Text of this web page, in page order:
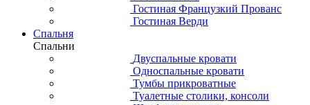
Гостиная Французкий Прованс
Гостиная Верди
Спальня
Спальни
Двуспальные кровати
Односпальные кровати
Тумбы прикроватные
Туалетные столики, консоли